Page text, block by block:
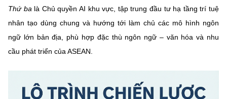
BỘ KHOA HỌC VÀ CÔNG NGHỆ
MINISTRY OF SCIENCE AND TECHNOLOGY
Điều khoản sử dụng
Chịu trách nhiệm nội dung: Nguyễn Thị Hải Hằng
Thứ ba là Chủ quyền AI khu vực , tập trung đầu tư hạ tầng trí tuệ
nhân tạo dùng chung và hướng tới làm chủ các mô hình ngôn
ngữ lớn bản địa, phù hợp đặc thù ngôn ngữ – văn hóa và nhu
cầu phát triển của ASEAN.